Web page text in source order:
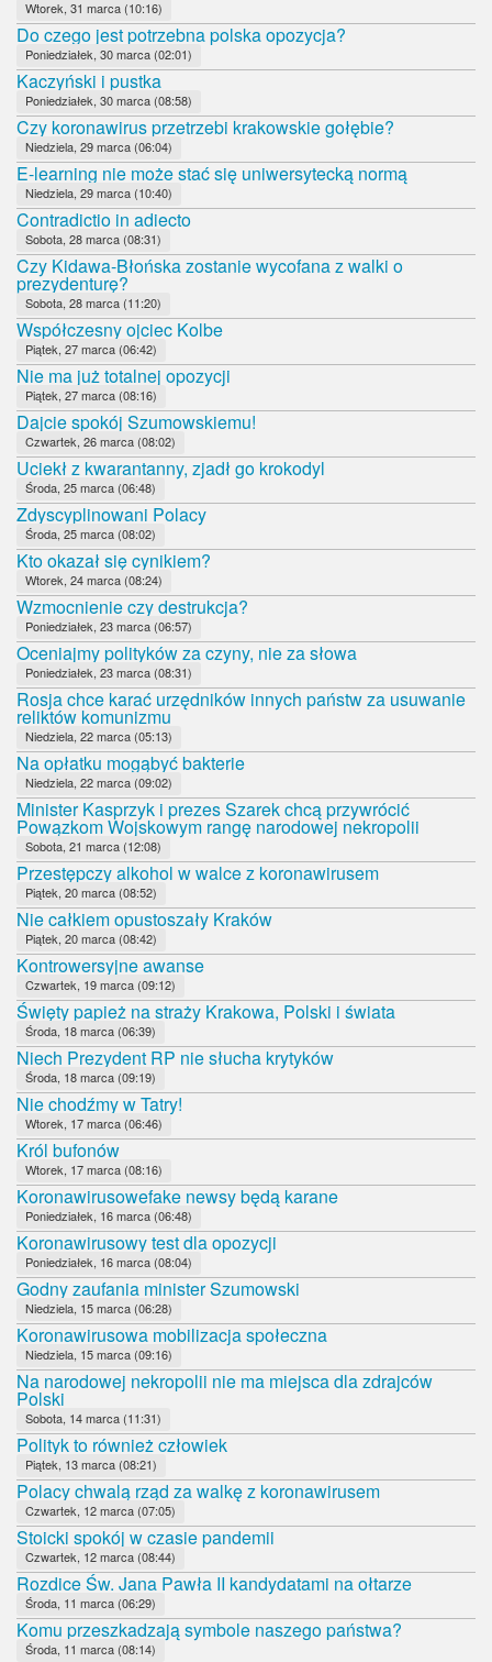
Wtorek, 31 marca (10:16)
Do czego jest potrzebna polska opozycja?
Poniedziałek, 30 marca (02:01)
Kaczyński i pustka
Poniedziałek, 30 marca (08:58)
Czy koronawirus przetrzebi krakowskie gołębie?
Niedziela, 29 marca (06:04)
E-learning nie może stać się uniwersytecką normą
Niedziela, 29 marca (10:40)
Contradictio in adiecto
Sobota, 28 marca (08:31)
Czy Kidawa-Błońska zostanie wycofana z walki o
prezydenturę?
Sobota, 28 marca (11:20)
Współczesny ojciec Kolbe
Piątek, 27 marca (06:42)
Nie ma już totalnej opozycji
Piątek, 27 marca (08:16)
Dajcie spokój Szumowskiemu!
Czwartek, 26 marca (08:02)
Uciekł z kwarantanny, zjadł go krokodyl
Środa, 25 marca (06:48)
Zdyscyplinowani Polacy
Środa, 25 marca (08:02)
Kto okazał się cynikiem?
Wtorek, 24 marca (08:24)
Wzmocnienie czy destrukcja?
Poniedziałek, 23 marca (06:57)
Oceniajmy polityków za czyny, nie za słowa
Poniedziałek, 23 marca (08:31)
Rosja chce karać urzędników innych państw za usuwanie
reliktów komunizmu
Niedziela, 22 marca (05:13)
Na opłatku mogąbyć bakterie
Niedziela, 22 marca (09:02)
Minister Kasprzyk i prezes Szarek chcą przywrócić
Powązkom Wojskowym rangę narodowej nekropolii
Sobota, 21 marca (12:08)
Przestępczy alkohol w walce z koronawirusem
Piątek, 20 marca (08:52)
Nie całkiem opustoszały Kraków
Piątek, 20 marca (08:42)
Kontrowersyjne awanse
Czwartek, 19 marca (09:12)
Święty papież na straży Krakowa, Polski i świata
Środa, 18 marca (06:39)
Niech Prezydent RP nie słucha krytyków
Środa, 18 marca (09:19)
Nie chodźmy w Tatry!
Wtorek, 17 marca (06:46)
Król bufonów
Wtorek, 17 marca (08:16)
Koronawirusowefake newsy będą karane
Poniedziałek, 16 marca (06:48)
Koronawirusowy test dla opozycji
Poniedziałek, 16 marca (08:04)
Godny zaufania minister Szumowski
Niedziela, 15 marca (06:28)
Koronawirusowa mobilizacja społeczna
Niedziela, 15 marca (09:16)
Na narodowej nekropolii nie ma miejsca dla zdrajców
Polski
Sobota, 14 marca (11:31)
Polityk to również człowiek
Piątek, 13 marca (08:21)
Polacy chwalą rząd za walkę z koronawirusem
Czwartek, 12 marca (07:05)
Stoicki spokój w czasie pandemii
Czwartek, 12 marca (08:44)
Rozdice Św. Jana Pawła II kandydatami na ołtarze
Środa, 11 marca (06:29)
Komu przeszkadzają symbole naszego państwa?
Środa, 11 marca (08:14)